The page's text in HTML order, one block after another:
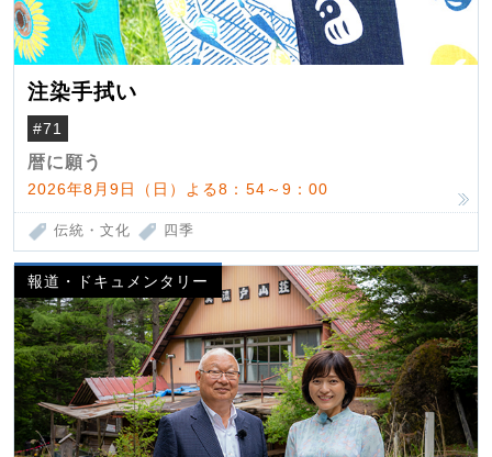
注染手拭い
#71
暦に願う
2026年8月9日（日）よる8：54～9：00
伝統・文化 四季
報道・ドキュメンタリー